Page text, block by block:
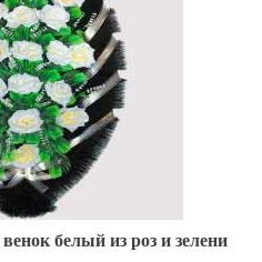
белый из роз и зелени